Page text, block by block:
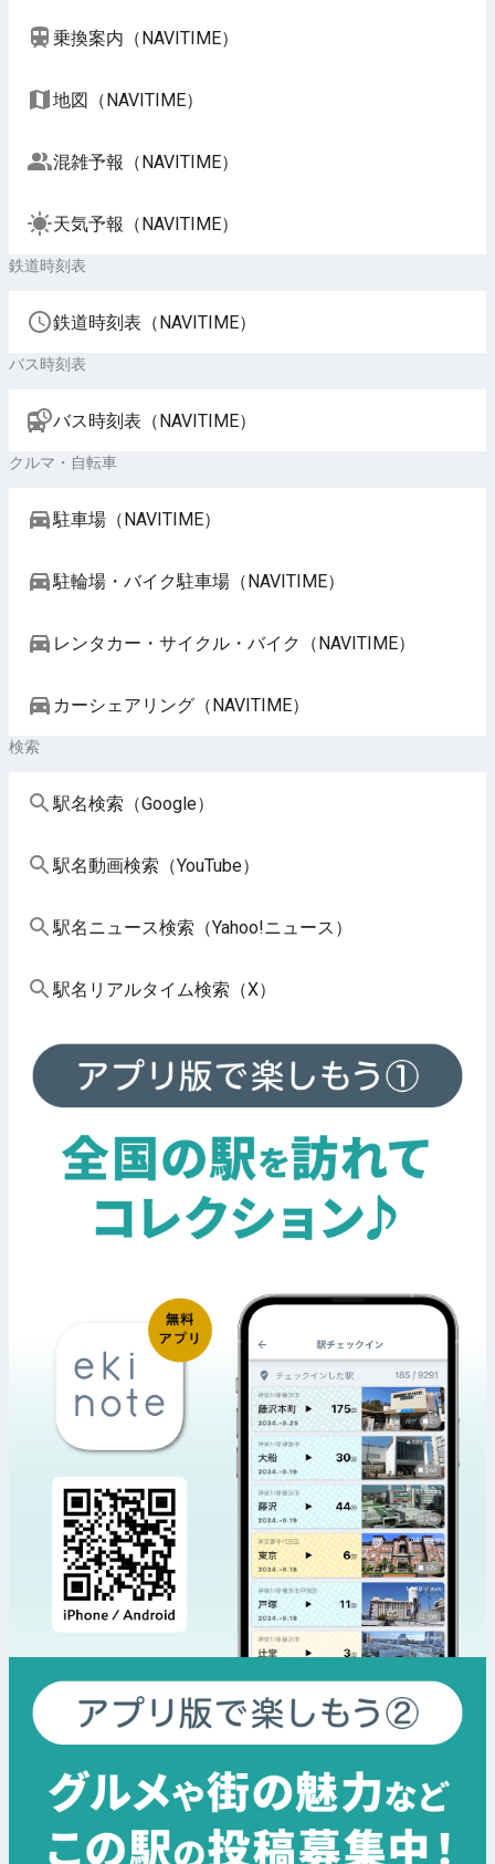
乗換案内（NAVITIME）
地図（NAVITIME）
混雑予報（NAVITIME）
天気予報（NAVITIME）
鉄道時刻表
鉄道時刻表（NAVITIME）
バス時刻表
バス時刻表（NAVITIME）
クルマ・自転車
駐車場（NAVITIME）
駐輪場・バイク駐車場（NAVITIME）
レンタカー・サイクル・バイク（NAVITIME）
カーシェアリング（NAVITIME）
検索
駅名検索（Google）
駅名動画検索（YouTube）
駅名ニュース検索（Yahoo!ニュース）
駅名リアルタイム検索（X）